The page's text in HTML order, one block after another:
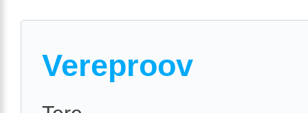
Vereproov